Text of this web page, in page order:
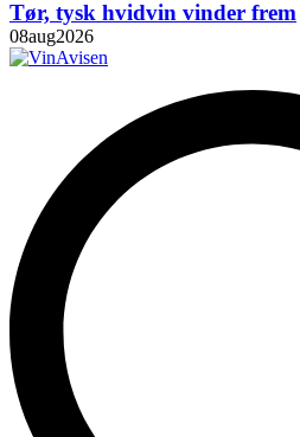
Tør, tysk hvidvin vinder frem
08aug2026